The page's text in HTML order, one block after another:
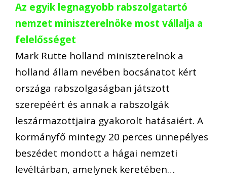
Az egyik legnagyobb rabszolgatartó
nemzet miniszterelnöke most vállalja a
felelősséget
Mark Rutte holland miniszterelnök a
holland állam nevében bocsánatot kért
országa rabszolgaságban játszott
szerepéért és annak a rabszolgák
leszármazottjaira gyakorolt hatásaiért. A
kormányfő mintegy 20 perces ünnepélyes
beszédet mondott a hágai nemzeti
levéltárban, amelynek keretében…